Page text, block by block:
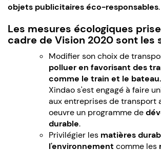
objets publicitaires éco-responsables.
Les mesures écologiques
cadre de Vision 2020 sont les
Modifier son choix de
polluer en favorisant des
comme le train et le bateau.
Xindao s'est engagé à faire
aux entreprises de transport
oeuvre un programme de
durable.
Privilégier les matières
l'environnement comme les